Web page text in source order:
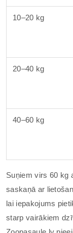
10–20 kg
20–40 kg
40–60 kg
Suņiem virs 60 kg
saskaņā ar
lai iepakojums
starp vairākiem